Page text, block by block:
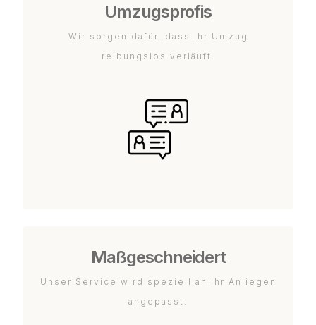
Umzugsprofis
Wir sorgen dafür, dass Ihr Umzug
reibungslos verläuft.
Maßgeschneidert
Unser Service wird speziell an Ihr Anliegen
angepasst.